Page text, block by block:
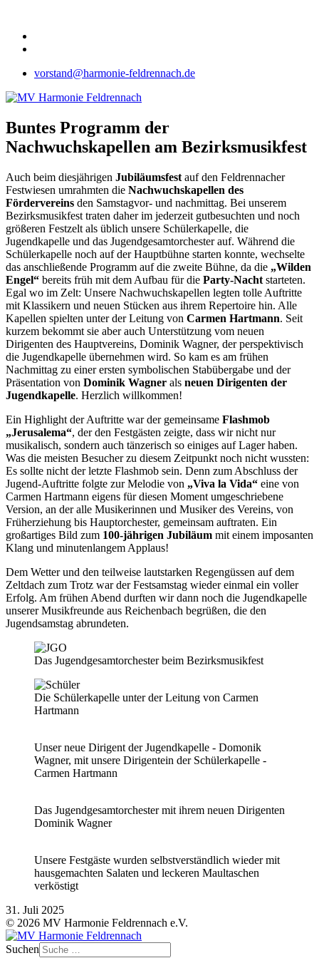
vorstand@harmonie-feldrennach.de
Buntes Programm der
Nachwuchskapellen am Bezirksmusikfest
Auch beim diesjährigen Jubiläumsfest auf den Feldrennacher
Festwiesen umrahmten die Nachwuchskapellen des
Fördervereins den Samstagvor- und nachmittag. Bei unserem
Bezirksmusikfest traten daher im jederzeit gutbesuchten und noch
größeren Festzelt als üblich unsere Schülerkapelle, die
Jugendkapelle und das Jugendgesamtorchester auf. Während die
Schülerkapelle noch auf der Hauptbühne starten konnte, wechselte
das anschließende Programm auf die zweite Bühne, da die „Wilden
Engel“ bereits früh mit dem Aufbau für die Party-Nacht starteten.
Egal wo im Zelt: Unsere Nachwuchskapellen legten tolle Auftritte
mit Klassikern und neuen Stücken aus ihrem Repertoire hin. Alle
Kapellen spielten unter der Leitung von Carmen Hartmann. Seit
kurzem bekommt sie aber auch Unterstützung vom neuen
Dirigenten des Hauptvereins, Dominik Wagner, der perspektivisch
die Jugendkapelle übernehmen wird. So kam es am frühen
Nachmittag zu einer ersten symbolischen Stabübergabe und der
Präsentation von Dominik Wagner als neuen Dirigenten der
Jugendkapelle. Herzlich willkommen!
Ein Highlight der Auftritte war der gemeinsame Flashmob
„Jerusalema“, der den Festgästen zeigte, dass wir nicht nur
musikalisch, sondern auch tänzerisch so einiges auf Lager haben.
Was die meisten Besucher zu diesem Zeitpunkt noch nicht wussten:
Es sollte nicht der letzte Flashmob sein. Denn zum Abschluss der
Jugend-Auftritte folgte zur Melodie von „Viva la Vida“ eine von
Carmen Hartmann eigens für diesen Moment umgeschriebene
Version, an der alle Musikerinnen und Musiker des Vereins, von
Früherziehung bis Hauptorchester, gemeinsam auftraten. Ein
großartiges Bild zum 100-jährigen Jubiläum mit einem imposanten
Klang und minutenlangem Applaus!
Dem Wetter und den teilweise lautstarken Regengüssen auf dem
Zeltdach zum Trotz war der Festsamstag wieder einmal ein voller
Erfolg. Am frühen Abend durften wir dann noch die Jugendkapelle
unserer Musikfreunde aus Reichenbach begrüßen, die den
Jugendsamstag abrundeten.
Das Jugendgesamtorchester beim Bezirksmusikfest
Die Schülerkapelle unter der Leitung von Carmen
Hartmann
Unser neue Dirigent der Jugendkapelle - Domonik
Wagner, mit unsere Dirigentein der Schülerkapelle -
Carmen Hartmann
Das Jugendgesamtorchester mit ihrem neuen Dirigenten
Dominik Wagner
Unsere Festgäste wurden selbstverständlich wieder mit
hausgemachten Salaten und leckeren Maultaschen
verköstigt
31. Juli 2025
© 2026 MV Harmonie Feldrennach e.V.
Suchen